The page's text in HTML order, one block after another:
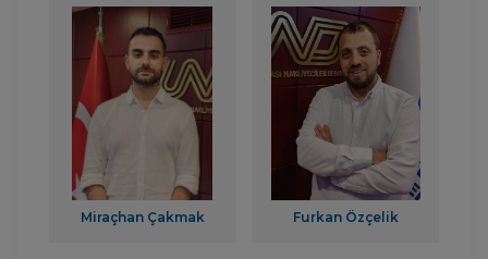
Miraçhan Çakmak Furkan Özçelik